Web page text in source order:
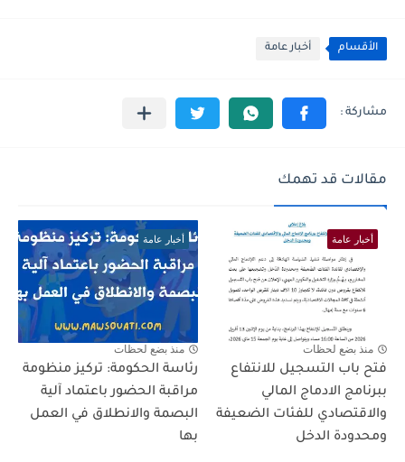
الأقسام أخبار عامة
مقالات قد تهمك
أخبار عامة
منذ بضع لحظات
فتح باب التسجيل للانتفاع
ببرنامج الادماج المالي
والاقتصادي للفئات الضعيفة
ومحدودة الدخل
أخبار عامة
منذ بضع لحظات
رئاسة الحكومة: تركيز منظومة
مراقبة الحضور باعتماد آلية
البصمة والانطلاق في العمل
بها